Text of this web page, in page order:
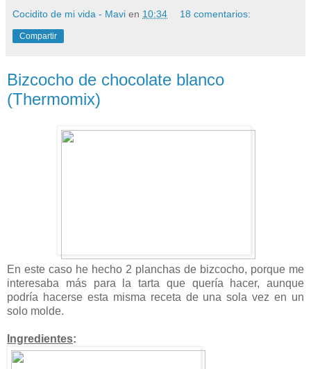
Cocidito de mi vida - Mavi en 10:34 18 comentarios:
Compartir
Bizcocho de chocolate blanco
(Thermomix)
En este caso he hecho 2 planchas de bizcocho, porque me
interesaba más para la tarta que quería hacer, aunque
podría hacerse esta misma receta de una sola vez en un
solo molde.
Ingredientes: